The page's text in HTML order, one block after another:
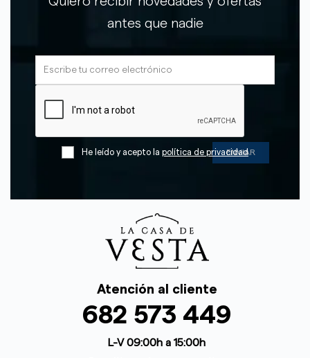
antes que nadie
He leído y acepto la política de privacidad
Atención al cliente
682 573 449
L-V 09:00h a 15:00h